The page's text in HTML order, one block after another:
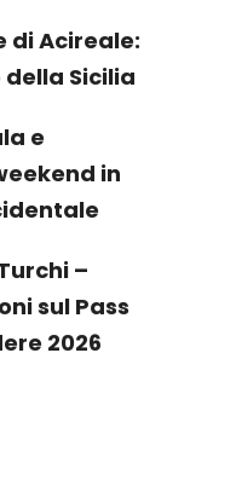
di Acireale:
Sicilia
e
in
–
sul Pass
2026